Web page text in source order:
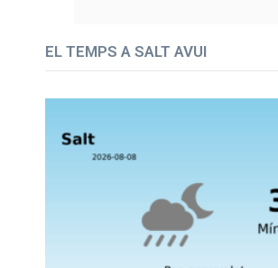
EL TEMPS A SALT AVUI